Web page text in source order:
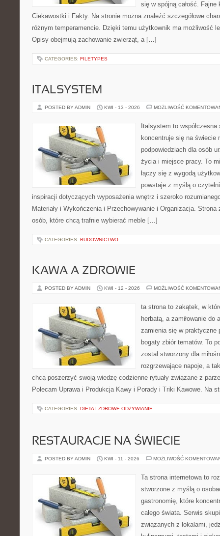
się w spójną całość.
Ciekawostki i Fakty. Na stronie można znaleźć szczegółowe
różnym temperamencie. Dzięki temu użytkownik ma możliwość
Opisy obejmują zachowanie zwierząt, a […]
CATEGORIES: FILETYPES
ITALSYSTEM
POSTED BY ADMIN KWI - 13 - 2026 MOŻLIWOŚĆ
Italsystem to
koncentruje się na świecie
podpowiedziach dla osób
życia i miejsce pracy. To
łączy się z wygodą
powstaje z myślą o
inspiracji dotyczących wyposażenia wnętrz i szeroko
Materiały i Wykończenia i Przechowywanie i Organizacja. Strona
osób, które chcą trafnie wybierać meble […]
CATEGORIES: BUDOWNICTWO
KAWA A ZDROWIE
POSTED BY ADMIN KWI - 12 - 2026 MOŻLIWOŚĆ
ta strona to zakątek, w
herbatą, a zamiłowanie do
zamienia się w praktyczne
bogaty zbiór tematów. To
został stworzony dla
rozgrzewające napoje, a
chcą poszerzyć swoją wiedzę codzienne rytuały związane z
Polecam Uprawa i Produkcja Kawy i Porady i Triki Kawowe. Na
CATEGORIES: DIETA I ZDROWE ODŻYWIANIE
RESTAURACJE NA ŚWIECIE
POSTED BY ADMIN KWI - 11 - 2026 MOŻLIWOŚĆ
Ta strona internetowa to
stworzone z myślą o
gastronomię, które
całego świata. Serwis
związanych z lokalami,